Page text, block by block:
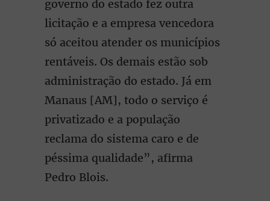
governo do estado fez outra
licitação e a empresa vencedora
só aceitou atender os municípios
rentáveis. Os demais estão sob
administração do estado. Já em
Manaus [AM], todo o serviço é
privatizado e a população
reclama do sistema caro e de
péssima qualidade”, afirma
Pedro Blois.